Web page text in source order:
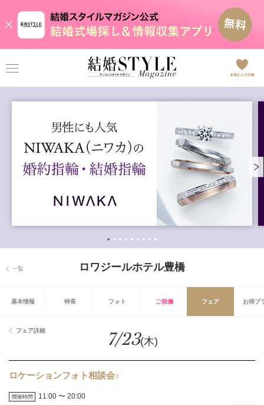
一覧 ロワジールホテル豊橋
基本情報 特長 フォト ご祝儀 フェア お得プ
フェア詳細 7/23(木)
ロケーションフォト相談会♪
開催時間 11:00 〜 20:00